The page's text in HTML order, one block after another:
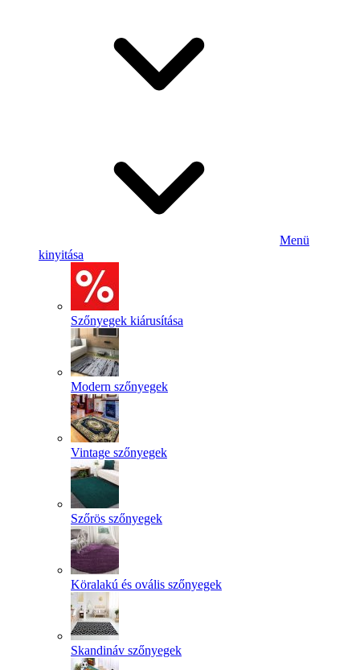
Menü
kinyitása
Szőnyegek kiárusítása
Modern szőnyegek
Vintage szőnyegek
Szőrös szőnyegek
Köralakú és ovális szőnyegek
Skandináv szőnyegek